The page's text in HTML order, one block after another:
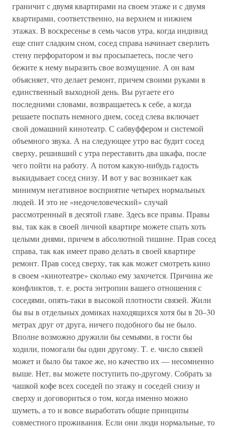
граничит с двумя квартирами на своем этаже и с двумя
квартирами, соответственно, на верхнем и нижнем
этажах. В воскресенье в семь часов утра, когда индивид
еще спит сладким сном, сосед справа начинает сверлить
стену перфоратором и вы просыпаетесь, после чего
бежите к нему выразить свое возмущение. А он вам
объясняет, что делает ремонт, причем своими руками в
единственный выходной день. Вы ругаете его
последними словами, возвращаетесь к себе, а когда
решаете поспать немного днем, сосед слева включает
свой домашний кинотеатр. С сабвуффером и системой
объемного звука. А на следующее утро вас будит сосед
сверху, решивший с утра переставить два шкафа, после
чего пойти на работу. А потом какую-нибудь гадость
выкидывает сосед снизу. И вот у вас возникает как
минимум негативное восприятие четырех нормальных
людей. И это не «недочеловеческий» случай
рассмотренный в десятой главе. Здесь все правы. Правы
вы, так как в своей личной квартире можете спать хоть
целыми днями, причем в абсолютной тишине. Прав сосед
справа, так как имеет право делать в своей квартире
ремонт. Прав сосед сверху, так как может смотреть кино
в своем «кинотеатре» сколько ему захочется. Причина же
конфликтов, т. е. роста энтропии вашего отношения с
соседями, опять-таки в высокой плотности связей. Жили
бы вы в отдельных домиках находящихся хотя бы в 20–30
метрах друг от друга, ничего подобного бы не было.
Вполне возможно дружили бы семьями, в гости бы
ходили, помогали бы один другому. Т. е. число связей
может и было бы такое же, но качество их — несомненно
выше. Нет, вы можете поступить по-другому. Собрать за
чашкой кофе всех соседей по этажу и соседей снизу и
сверху и договориться о том, когда именно можно
шуметь, а то и вовсе выработать общие принципы
совместного проживания. Если они люди нормальные, то